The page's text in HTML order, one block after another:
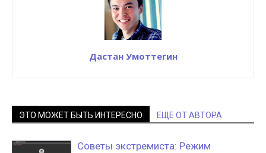
Дастан Умоттегин
ЭТО МОЖЕТ БЫТЬ ИНТЕРЕСНО ЕЩЕ ОТ АВТОРА
Советы экстремиста: Режим